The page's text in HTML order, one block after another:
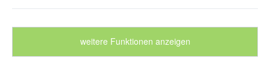
weitere Funktionen anzeigen